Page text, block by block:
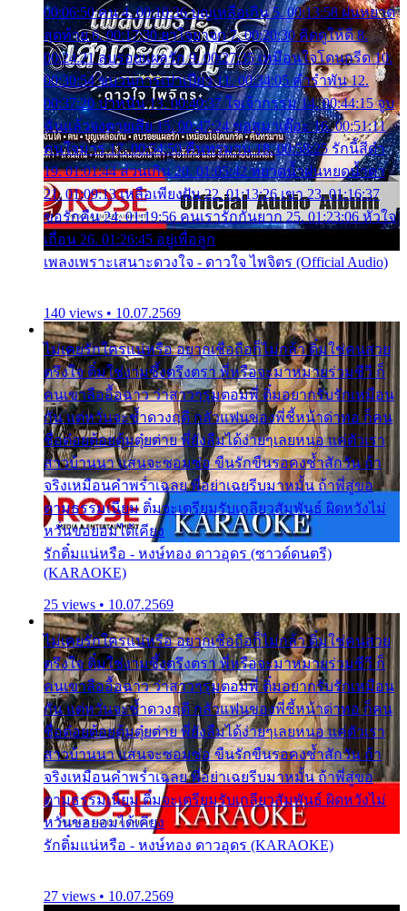
00:06:50 คน 4. 00:10:36 บุญเหลือเกิน 5. 00:13:58 ฝนหยาด
สุดท้าย 6. 00:17:30 ยาใจยาจก 7. 00:20:30 คิดดูให้ดี 8.
00:24:21 ลบรอยแผลรัก 9. 00:27:35 เหมือนใจโดนกรีด 10.
00:30:54 ขบวนการเปาเปียว 11. 00:34:05 คำรำพัน 12.
00:37:20 ปาหนัน 13. 00:40:37 ใจเจ้ากรรม 14. 00:44:15 จูบ
ฉันแล้วจงตายเสีย 15. 00:47:24 ขอสูมาเต๊อะ 16. 00:51:11
คนใจมาร 17. 00:54:50 คืนทรมาน 18. 00:58:25 รักนี้สีดำ
19. 01:01:44 ส่วนเกิน 20. 01:05:42 หยาดน้ำฝนหยดน้ำตา
21. 01:09:13 เหลือเพียงฝัน 22. 01:13:26 เขา 23. 01:16:37
ขอรักคืน 24. 01:19:56 คนเรารักกันยาก 25. 01:23:06 หัวใจ
เถื่อน 26. 01:26:45 อยู่เพื่อลูก
เพลงเพราะเสนาะดวงใจ - ดาวใจ ไพจิตร (Official Audio)
140 views • 10.07.2569
ไม่เคยรักใครแน่หรือ อยากเชื่อถือก็ไม่กล้า ติ๋มใช่คนสวย
ตรึงใจ ติ๋มใช่งามซึ้งตรึงตรา พี่หรือจะมาหมายร่วมชีวี ก็
คนเขาลืออื้อฉาว ว่าสาวๆรุมตอมพี่ ติ๋มอยากรับรักเหมือน
กัน แต่หวั่นจะช้ำดวงฤดี กลัวแฟนของพี่ชี้หน้าด่าทอ ก็คน
ชื่อต๋อยต้อยตุ้มตุ๋ยต่าย พี่ยังลืมได้ง่ายๆเลยหนอ แค่ตัวเรา
สาวบ้านนา แสนจะซอมซ่อ ขืนรักขืนรอคงช้ำสักวัน ถ้า
จริงเหมือนคำพร่ำเฉลย พี่อย่าเฉยรีบมาหมั้น ถ้าพี่สู่ขอ
ตามธรรมเนียม ติ๋มจะเตรียมรับเกลียวสัมพันธ์ ผิดหวังไม่
หวั่นขอยอมได้เคียง
รักติ๋มแน่หรือ - หงษ์ทอง ดาวอุดร (ซาวด์ดนตรี)
(KARAOKE)
25 views • 10.07.2569
ไม่เคยรักใครแน่หรือ อยากเชื่อถือก็ไม่กล้า ติ๋มใช่คนสวย
ตรึงใจ ติ๋มใช่งามซึ้งตรึงตรา พี่หรือจะมาหมายร่วมชีวี ก็
คนเขาลืออื้อฉาว ว่าสาวๆรุมตอมพี่ ติ๋มอยากรับรักเหมือน
กัน แต่หวั่นจะช้ำดวงฤดี กลัวแฟนของพี่ชี้หน้าด่าทอ ก็คน
ชื่อต๋อยต้อยตุ้มตุ๋ยต่าย พี่ยังลืมได้ง่ายๆเลยหนอ แค่ตัวเรา
สาวบ้านนา แสนจะซอมซ่อ ขืนรักขืนรอคงช้ำสักวัน ถ้า
จริงเหมือนคำพร่ำเฉลย พี่อย่าเฉยรีบมาหมั้น ถ้าพี่สู่ขอ
ตามธรรมเนียม ติ๋มจะเตรียมรับเกลียวสัมพันธ์ ผิดหวังไม่
หวั่นขอยอมได้เคียง
รักติ๋มแน่หรือ - หงษ์ทอง ดาวอุดร (KARAOKE)
27 views • 10.07.2569